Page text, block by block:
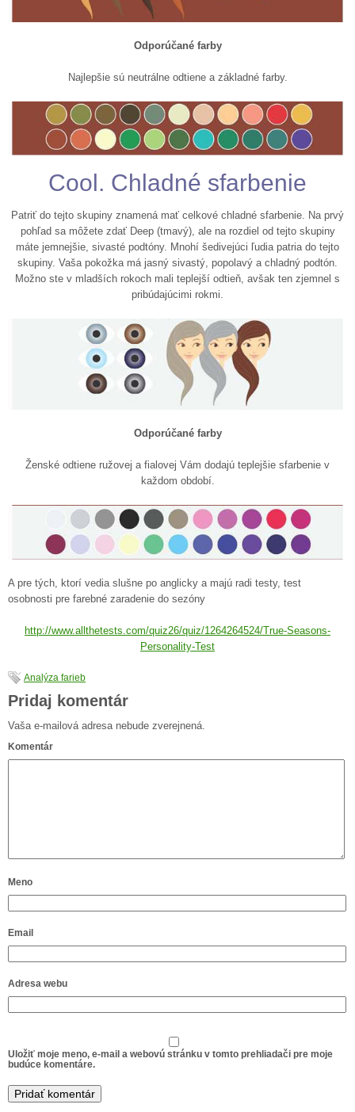
Odporúčané farby
Najlepšie sú neutrálne odtiene a základné farby.
Cool. Chladné sfarbenie
Patriť do tejto skupiny znamená mať celkové chladné sfarbenie. Na prvý
pohľad sa môžete zdať Deep (tmavý), ale na rozdiel od tejto skupiny
máte jemnejšie, sivasté podtóny. Mnohí šedivejúci ľudia patria do tejto
skupiny. Vaša pokožka má jasný sivastý, popolavý a chladný podtón.
Možno ste v mladších rokoch mali teplejší odtieň, avšak ten zjemnel s
pribúdajúcimi rokmi.
Odporúčané farby
Ženské odtiene ružovej a fialovej Vám dodajú teplejšie sfarbenie v
každom období.
A pre tých, ktorí vedia slušne po anglicky a majú radi testy, test
osobnosti pre farebné zaradenie do sezóny
http://www.allthetests.com/quiz26/quiz/1264264524/True-Seasons-
Personality-Test
Analýza farieb
Pridaj komentár
Vaša e-mailová adresa nebude zverejnená.
Komentár
Meno
Email
Adresa webu
Uložiť moje meno, e-mail a webovú stránku v tomto prehliadači pre moje
budúce komentáre.